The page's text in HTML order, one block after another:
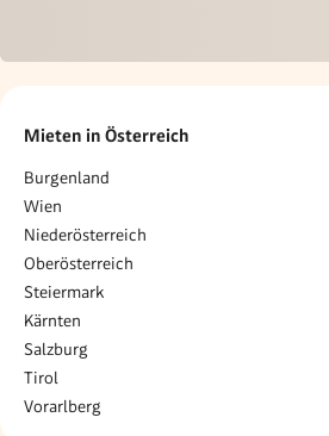
Mieten in Österreich
Burgenland
Wien
Niederösterreich
Oberösterreich
Steiermark
Kärnten
Salzburg
Tirol
Vorarlberg